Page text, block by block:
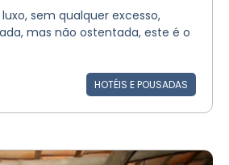
sem qualquer excesso,
mas não ostentada, este é o
HOTÉIS E POUSADAS